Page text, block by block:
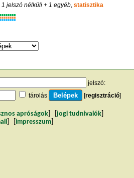
jelszó nélküli+ 1 egyéb, statisztika
jelszó:
tárolás
[regisztráció]
apróságok jogi tudnivalók
impresszum]